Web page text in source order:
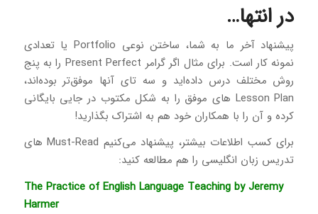
در انتها…
پیشنهاد آخر ما به شما، ساختن نوعی Portfolio یا تعدادی
نمونه کار است. برای مثال اگر گرامر Present Perfect را به پنج
روش مختلف درس داده‌اید و سه تای آنها موفق‌تر بوده‌اند،
Lesson Plan های موفق را به شکل مکتوب در جایی بایگانی
کرده و آن را با همکاران خود هم به اشتراک بگذارید!
برای کسب اطلاعات بیشتر، پیشنهاد می‌کنیم Must-Read های
تدریس زبان انگلیسی را هم مطالعه کنید:
The Practice of English Language Teaching by Jeremy
Harmer